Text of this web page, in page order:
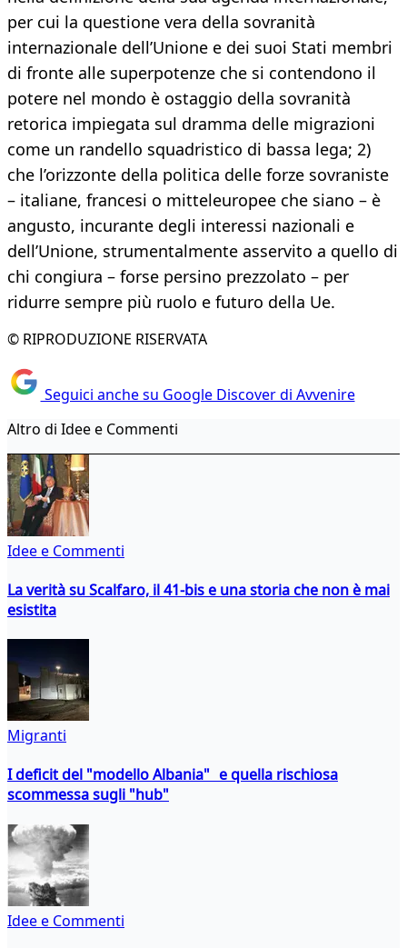
per cui la questione vera della sovranità
internazionale dell’Unione e dei suoi Stati membri
di fronte alle superpotenze che si contendono il
potere nel mondo è ostaggio della sovranità
retorica impiegata sul dramma delle migrazioni
come un randello squadristico di bassa lega; 2)
che l’orizzonte della politica delle forze sovraniste
– italiane, francesi o mitteleuropee che siano – è
angusto, incurante degli interessi nazionali e
dell’Unione, strumentalmente asservito a quello di
chi congiura – forse persino prezzolato – per
ridurre sempre più ruolo e futuro della Ue.
© RIPRODUZIONE RISERVATA
Seguici anche su Google Discover di Avvenire
Altro di Idee e Commenti
Idee e Commenti
La verità su Scalfaro, il 41-bis e una storia che non è mai
esistita
Migranti
I deficit del "modello Albania" e quella rischiosa
scommessa sugli "hub"
Idee e Commenti